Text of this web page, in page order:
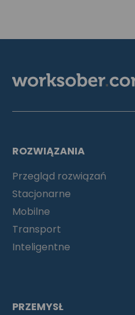
ROZWIĄZANIA
Przegląd rozwiązań
Stacjonarne
Mobilne
Transport
Inteligentne
PRZEMYSŁ